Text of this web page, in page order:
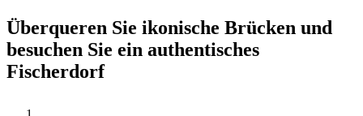
Überqueren Sie ikonische Brücken und
besuchen Sie ein authentisches
Fischerdorf